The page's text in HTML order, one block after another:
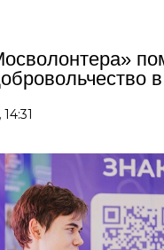
14:31